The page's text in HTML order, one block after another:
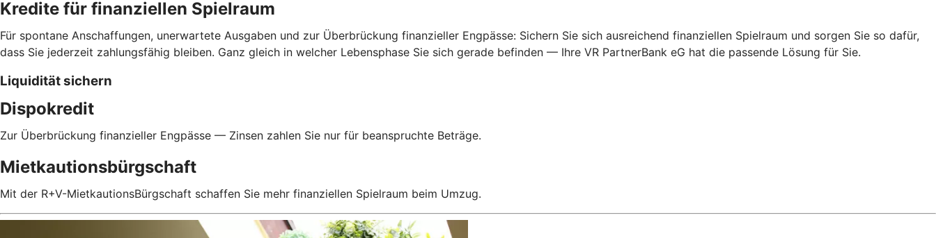
Kredite für finanziellen Spielraum
Für spontane Anschaffungen, unerwartete Ausgaben und zur Überbrückung finanzieller Engpässe: Sichern Sie sich ausreichend finanziellen Spielraum und sorgen Sie so dafür,
dass Sie jederzeit zahlungsfähig bleiben. Ganz gleich in welcher Lebensphase Sie sich gerade befinden — Ihre VR PartnerBank eG hat die passende Lösung für Sie.
Liquidität sichern
Dispokredit
Zur Überbrückung finanzieller Engpässe — Zinsen zahlen Sie nur für beanspruchte Beträge.
Mietkautionsbürgschaft
Mit der R+V-MietkautionsBürgschaft schaffen Sie mehr finanziellen Spielraum beim Umzug.